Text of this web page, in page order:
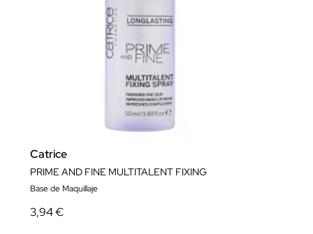
Catrice
PRIME AND FINE MULTITALENT FIXING
Base de Maquillaje
3,94 €